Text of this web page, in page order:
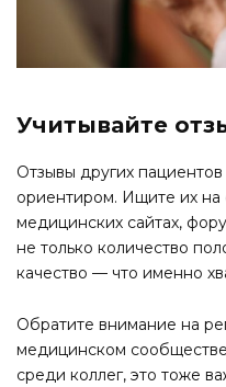
Учитывайте
Отзывы других
ориентиром. Ищите их на
медицинских сайтах,
не только количество
качество — что именно
Обратите внимание на
медицинском
среди коллег, это тоже